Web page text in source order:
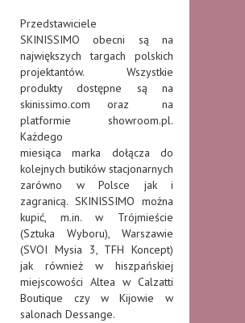
Przedstawiciele
SKINISSIMO obecni są na
największych targach polskich
projektantów. Wszystkie
produkty dostępne są na
skinissimo.com oraz na
platformie showroom.pl.
Każdego
miesiąca marka dołącza do
kolejnych butików stacjonarnych
zarówno w Polsce jak i
zagranicą. SKINISSIMO można
kupić, m.in. w Trójmieście
(Sztuka Wyboru), Warszawie
(SVOI Mysia 3, TFH Koncept)
jak również w hiszpańskiej
miejscowości Altea w Calzatti
Boutique czy w Kijowie w
salonach Dessange.